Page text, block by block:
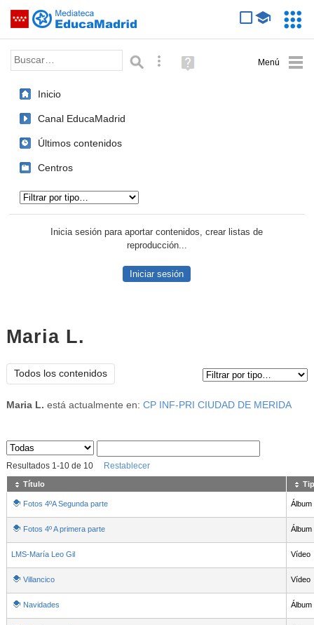
Saltar navegación
Palabra o frase: Búsqueda avanzada
Ayuda
(en
Inicio
Canal EducaMadrid
Últimos contenidos
Centros
Inicia sesión para aportar contenidos, crear listas de
reproducción...
Iniciar sesión
Maria L.
Todos los contenidos
Maria L. está actualmente en: CP INF-PRI CIUDAD DE MERIDA
Sus archivos
Resultados 1-10de 10 Restablecer
Título
Fotos 4ºA Segunda parte Álbum
Fotos 4º A primera parte Álbum
LMS-María Leo Gil Vídeo
Villancico Vídeo
Navidades Álbum